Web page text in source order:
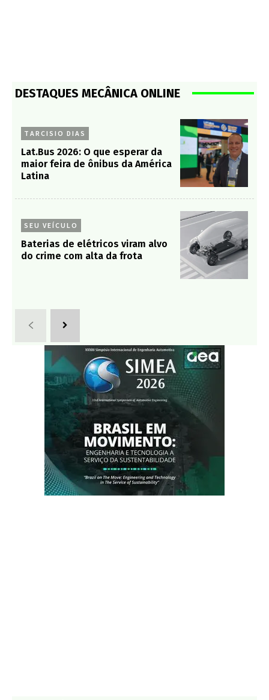
DESTAQUES MECÂNICA ONLINE
TARCISIO DIAS
Lat.Bus 2026: O que esperar da
maior feira de ônibus da América
Latina
SEU VEÍCULO
Baterias de elétricos viram alvo
do crime com alta da frota